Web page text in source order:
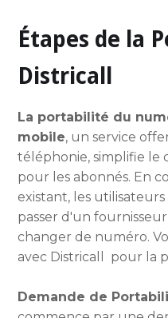
Étapes de la
Districall
La portabilité du
mobile, un service
téléphonie, simplifie
pour les abonnés. En
existant, les
passer d'un
changer de numéro.
avec Districall pour la
Demande de